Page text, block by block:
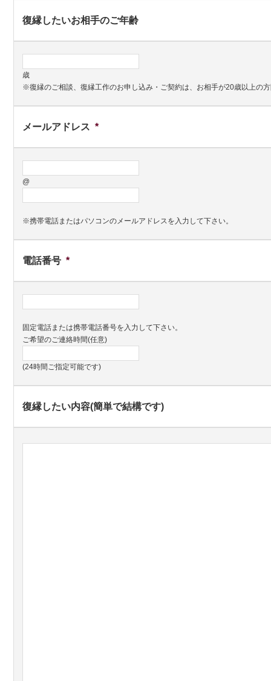
復縁したいお相手のご年齢
歳
※復縁のご相談、復縁工作のお申し込み・ご契約は、お相手が20歳以上の
メールアドレス *
@
※携帯電話またはパソコンのメールアドレスを入力して下さい。
電話番号 *
固定電話または携帯電話番号を入力して下さい。
ご希望のご連絡時間(任意)
(24時間ご指定可能です)
復縁したい内容(簡単で結構です)